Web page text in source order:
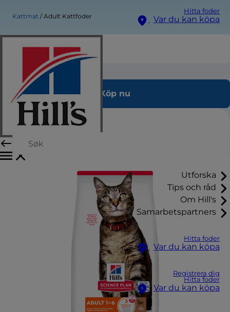
Hitta foder
Var du kan köpa
Utforska
Tips och råd
Om Hill's
Samarbetspartners
Hitta foder
Var du kan köpa
Registrera dig
Hitta foder
Var du kan köpa
Kattmat Adult Kattfoder
Adult Kattfoder
Köp nu